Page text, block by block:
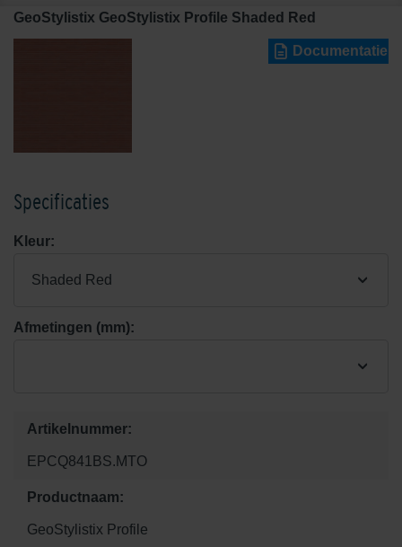
GeoStylistix GeoStylistix Profile Shaded Red
Documentatie
Specificaties
Kleur:
Shaded Red
Afmetingen (mm):
Artikelnummer:
EPCQ841BS.MTO
Productnaam:
GeoStylistix Profile